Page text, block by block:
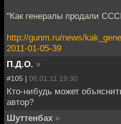
"Как генералы продали
http://gunm.ru/news/
2011-01-05-39
П.Д.О. »
#105 | 08.01.11 19:30
Кто-нибудь может
автор?
Шуттенбах »